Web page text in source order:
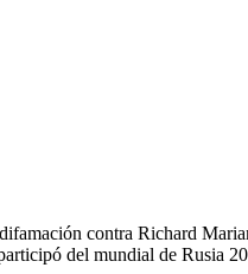
contra Richard
del mundial de Rusia